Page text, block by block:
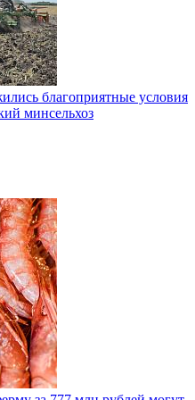
благоприятные условия
минсельхоз